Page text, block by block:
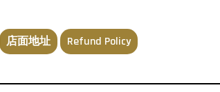
店面地址 Refund Policy